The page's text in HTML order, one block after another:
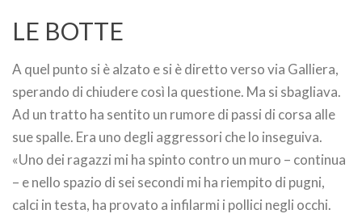
LE BOTTE
A quel punto si è alzato e si è diretto verso via Galliera,
sperando di chiudere così la questione. Ma si sbagliava.
Ad un tratto ha sentito un rumore di passi di corsa alle
sue spalle. Era uno degli aggressori che lo inseguiva.
«Uno dei ragazzi mi ha spinto contro un muro – continua
– e nello spazio di sei secondi mi ha riempito di pugni,
calci in testa, ha provato a infilarmi i pollici negli occhi.